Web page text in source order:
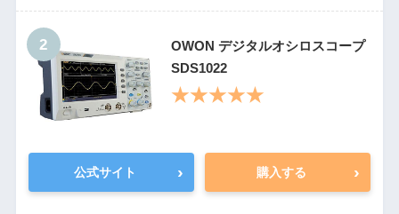
2
OWON デジタルオシロスコープ
SDS1022
★★★★★
公式サイト › 購入する ›